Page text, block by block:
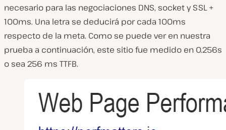
necesario para las negociaciones DNS, socket y SSL +
100ms. Una letra se deducirá por cada 100ms
respecto de la meta. Como se puede ver en nuestra
prueba a continuación, este sitio fue medido en 0.256s
o sea 256 ms TTFB.